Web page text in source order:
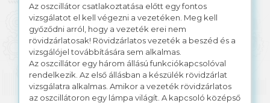
Az oszcillátor csatlakoztatása előtt egy fontos
vizsgálatot el kell végezni a vezetéken. Meg kell
győződni arról, hogy a vezeték erei nem
rövidzárlatosak! Rövidzárlatos vezeték a beszéd és a
vizsgálójel továbbítására sem alkalmas.
Az oszcillátor egy három állású funkciókapcsolóval
rendelkezik. Az első állásban a készülék rövidzárlat
vizsgálatra alkalmas. Amikor a vezeték rövidzárlatos
az oszcillátoron egy lámpa világít. A kapcsoló középső